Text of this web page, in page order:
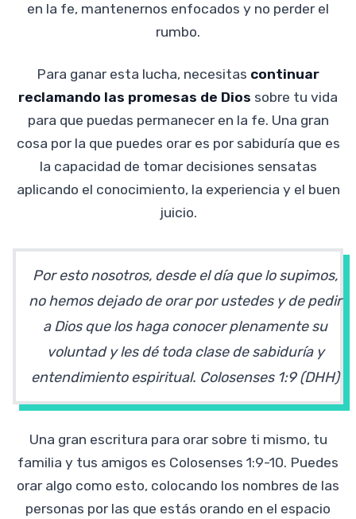
en la fe, mantenernos enfocados y no perder el
rumbo.
Para ganar esta lucha, necesitas continuar
reclamando las promesas de Dios sobre tu vida
para que puedas permanecer en la fe. Una gran
cosa por la que puedes orar es por sabiduría que es
la capacidad de tomar decisiones sensatas
aplicando el conocimiento, la experiencia y el buen
juicio.
Por esto nosotros, desde el día que lo supimos,
no hemos dejado de orar por ustedes y de pedir
a Dios que los haga conocer plenamente su
voluntad y les dé toda clase de sabiduría y
entendimiento espiritual. Colosenses 1:9 (DHH)
Una gran escritura para orar sobre ti mismo, tu
familia y tus amigos es Colosenses 1:9-10. Puedes
orar algo como esto, colocando los nombres de las
personas por las que estás orando en el espacio